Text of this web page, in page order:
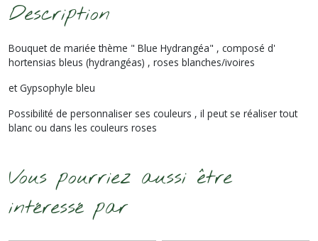
Description
Bouquet de mariée thème " Blue Hydrangéa" , composé d'
hortensias bleus (hydrangéas) , roses blanches/ivoires
et Gypsophyle bleu
Possibilité de personnaliser ses couleurs , il peut se réaliser tout
blanc ou dans les couleurs roses
Vous pourriez aussi être
intéressé par